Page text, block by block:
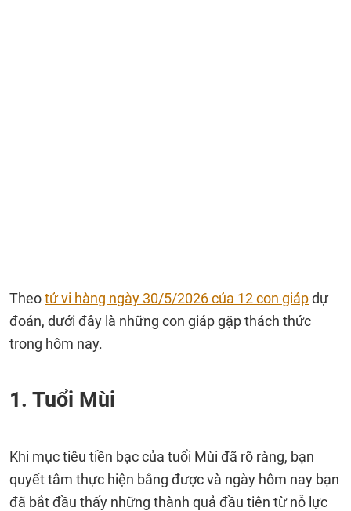
Theotử vi hàng ngày 30/5/2026 của 12 con giápdự
đoán, dưới đây là những con giáp gặp thách thức
trong hôm nay.
1. Tuổi Mùi
Khi mục tiêu tiền bạc của tuổi Mùi đã rõ ràng, bạn
quyết tâm thực hiện bằng được và ngày hôm nay bạn
đã bắt đầu thấy những thành quả đầu tiên từ nỗ lực